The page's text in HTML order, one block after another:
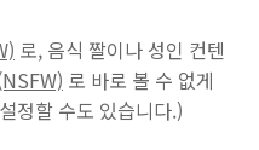
로, 음식 짤이나 성인 컨텐
로 바로 볼 수 없게
정할 수도 있습니다.)